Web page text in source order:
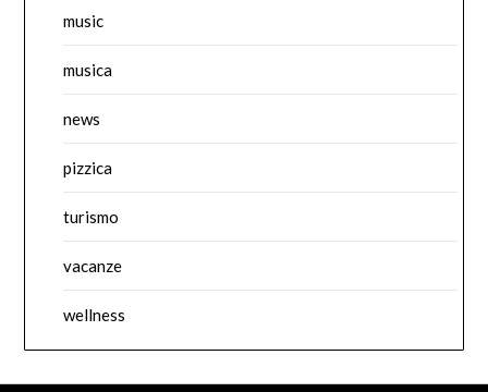
music
musica
news
pizzica
turismo
vacanze
wellness